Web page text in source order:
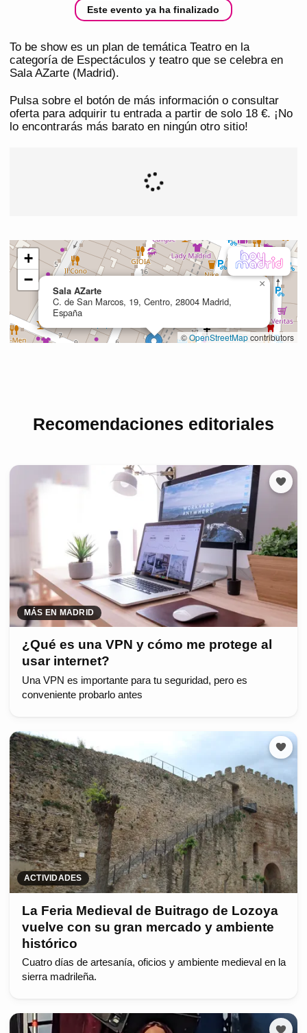
Este evento ya ha finalizado
To be show es un plan de temática Teatro en la
categoría de Espectáculos y teatro que se celebra en
Sala AZarte (Madrid).
Pulsa sobre el botón de más información o consultar
oferta para adquirir tu entrada a partir de solo 18 €. ¡No
lo encontrarás más barato en ningún otro sitio!
Recomendaciones editoriales
MÁS EN MADRID
¿Qué es una VPN y cómo me protege al
usar internet?
Una VPN es importante para tu seguridad, pero es
conveniente probarlo antes
ACTIVIDADES
La Feria Medieval de Buitrago de Lozoya
vuelve con su gran mercado y ambiente
histórico
Cuatro días de artesanía, oficios y ambiente medieval en la
sierra madrileña.